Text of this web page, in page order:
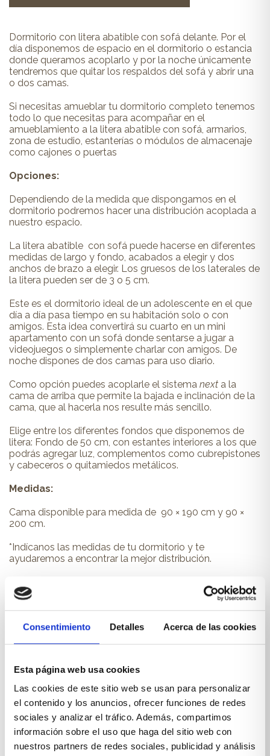
Consentimiento Detalles Acerca de las cookies
Esta página web usa cookies
Las cookies de este sitio web se usan para personalizar
el contenido y los anuncios, ofrecer funciones de redes
sociales y analizar el tráfico. Además, compartimos
información sobre el uso que haga del sitio web con
nuestros partners de redes sociales, publicidad y análisis
Dormitorio con litera abatible con sofá delante. Por el
día disponemos de espacio en el dormitorio o estancia
donde queramos acoplarlo y por la noche únicamente
tendremos que quitar los respaldos del sofá y abrir una
o dos camas.
Si necesitas amueblar tu dormitorio completo tenemos
todo lo que necesitas para acompañar en el
amueblamiento a la litera abatible con sofá, armarios,
zona de estudio, estanterías o módulos de almacenaje
como cajones o puertas
Opciones:
Dependiendo de la medida que dispongamos en el
dormitorio podremos hacer una distribución acoplada a
nuestro espacio.
La litera abatible con sofá puede hacerse en diferentes
medidas de largo y fondo, acabados a elegir y dos
anchos de brazo a elegir. Los gruesos de los laterales de
la litera pueden ser de 3 o 5 cm.
Este es el dormitorio ideal de un adolescente en el que
día a día pasa tiempo en su habitación solo o con
amigos. Esta idea convertirá su cuarto en un mini
apartamento con un sofá donde sentarse a jugar a
videojuegos o simplemente charlar con amigos. De
noche dispones de dos camas para uso diario.
Como opción puedes acoplarle el sistema next a la
cama de arriba que permite la bajada e inclinación de la
cama, que al hacerla nos resulte más sencillo.
Elige entre los diferentes fondos que disponemos de
litera: Fondo de 50 cm, con estantes interiores a los que
podrás agregar luz, complementos como cubrepistones
y cabeceros o quitamiedos metálicos.
Medidas:
Cama disponible para medida de 90 × 190 cm y 90 ×
200 cm.
*Indícanos las medidas de tu dormitorio y te
ayudaremos a encontrar la mejor distribución.
Elige entre los diferentes acabados o deja que te
distribución y medidas y los acabados que pongamos,
a la tapicería del sofá
Blanco, cotton, noce, roble nero, roble crack, cemento,
roble polar, antik, roble nordik y legno.
Colores: